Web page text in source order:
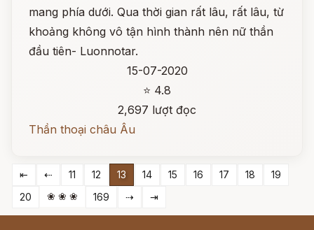
mang phía dưới. Qua thời gian rất lâu, rất lâu, từ
khoảng không vô tận hình thành nên nữ thần
đầu tiên- Luonnotar.
15-07-2020
⭐ 4.8
2,697 lượt đọc
Thần thoại châu Âu
⇤ ⇠ 11 12 13 14 15 16 17 18
19
20
❀ ❀ ❀ 169 ⇢ ⇥